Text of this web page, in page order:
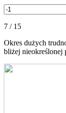
7 / 15
Okres dużych
bliżej nieokreślonej